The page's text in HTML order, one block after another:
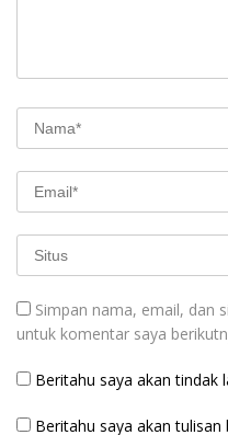
Simpan nama, email, dan
untuk komentar saya
Beritahu saya akan tindak
Beritahu saya akan tulisan